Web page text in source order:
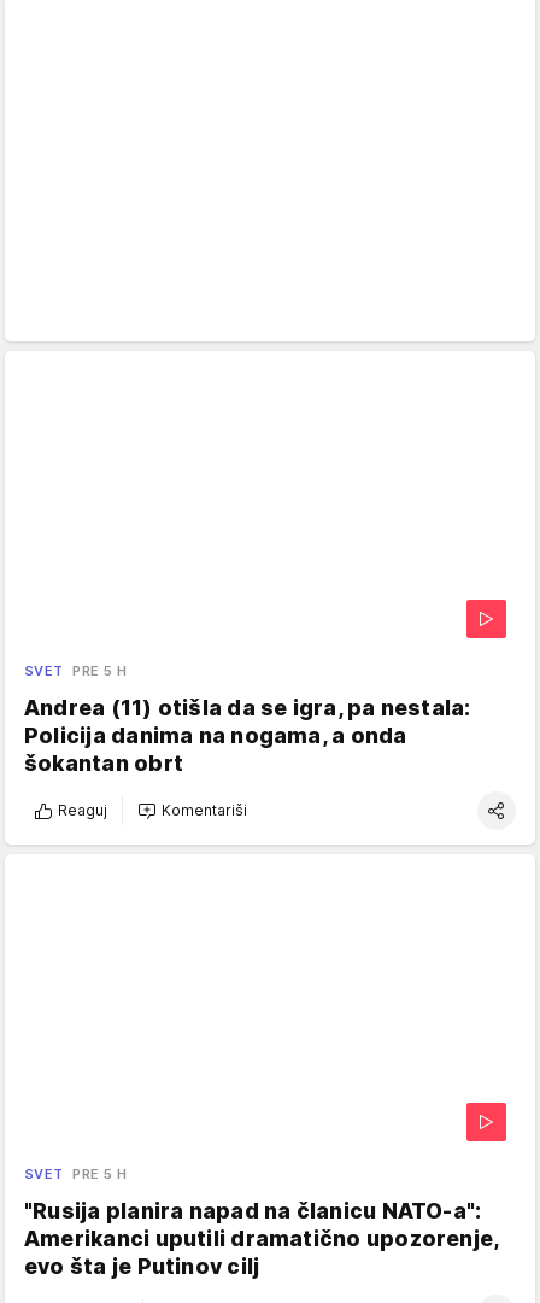
SVET PRE 5 H
Andrea (11) otišla da se igra, pa nestala:
Policija danima na nogama, a onda
šokantan obrt
Reaguj Komentariši
SVET PRE 5 H
"Rusija planira napad na članicu NATO-a":
Amerikanci uputili dramatično upozorenje,
evo šta je Putinov cilj